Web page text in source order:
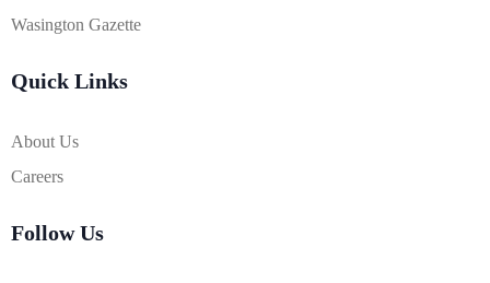
Wasington Gazette
Quick Links
About Us
Careers
Follow Us